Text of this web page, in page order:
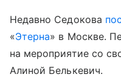
Недавно Седокова
«Этерна» в Москве.
на мероприятие со
Алиной Белькевич.